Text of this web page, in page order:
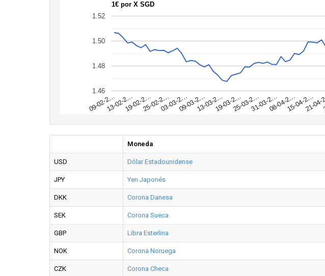
1€ por X SGD
09-02-2…13-02-2…19-02-2…25-02-2…03-03-2…09-03-2…13-03-2…19-03-2…25-03-2…31-03-2…08-04-2…15-04-2…
21-
1.46
1.48
1.50
1.52
Moneda
USD Dólar Estadounidense
JPY Yen Japonés
DKK Corona Danesa
SEK Corona Sueca
GBP Libra Esterlina
NOK Corona Noruega
CZK Corona Checa